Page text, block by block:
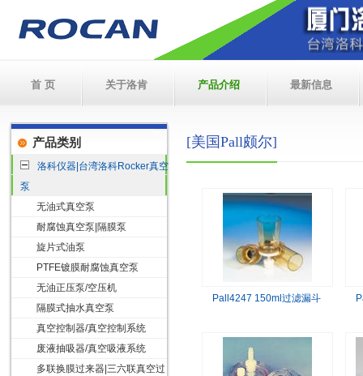
首 页 关于洛肯 产品介绍 最新信息
产品类别
洛科仪器|台湾洛科Rocker真空
泵
无油式真空泵
耐腐蚀真空泵|隔膜泵
旋片式油泵
PTFE镀膜耐腐蚀真空泵
无油正压泵/空压机
隔膜式抽水真空泵
真空控制器/真空控制系统
废液抽吸器/真空吸液系统
多联换膜过来器|三六联真空过
[美国Pall颇尔]
Pall4247 150ml过滤漏斗